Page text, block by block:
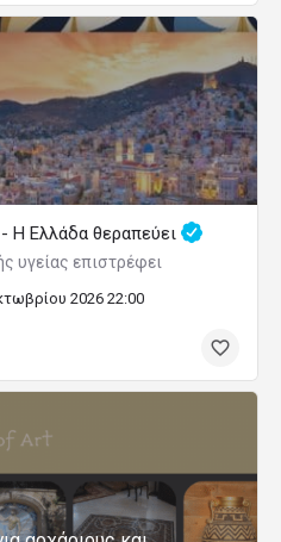
Η Ελλάδα θεραπεύει
υγείας επιστρέφει
2026 22:00